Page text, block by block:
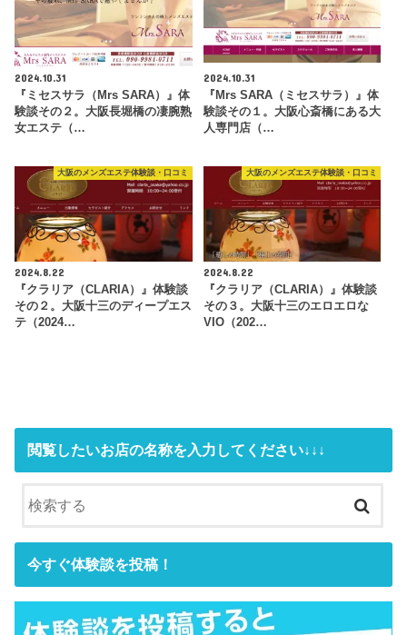
2024.10.31
『ミセスサラ（Mrs SARA）』体
験談その２。大阪長堀橋の凄腕熟
女エステ（…
2024.10.31
『Mrs SARA（ミセスサラ）』体
験談その１。大阪心斎橋にある大
人専門店（…
大阪のメンズエステ体験談・口コミ
2024.8.22
『クラリア（CLARIA）』体験談
その２。大阪十三のディープエス
テ（2024…
大阪のメンズエステ体験談・口コミ
2024.8.22
『クラリア（CLARIA）』体験談
その３。大阪十三のエロエロな
VIO（202…
閲覧したいお店の名称を入力してください↓↓↓
今すぐ体験談を投稿！